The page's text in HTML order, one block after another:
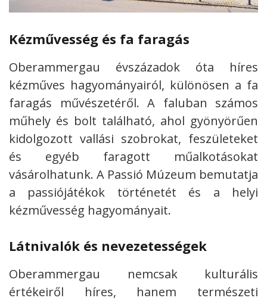
Kézművesség és fa faragás
Oberammergau évszázadok óta híres
kézműves hagyományairól, különösen a fa
faragás művészetéről. A faluban számos
műhely és bolt található, ahol gyönyörűen
kidolgozott vallási szobrokat, feszületeket
és egyéb faragott műalkotásokat
vásárolhatunk. A Passió Múzeum bemutatja
a passiójátékok történetét és a helyi
kézművesség hagyományait.
Látnivalók és nevezetességek
Oberammergau nemcsak kulturális
értékeiről híres, hanem természeti